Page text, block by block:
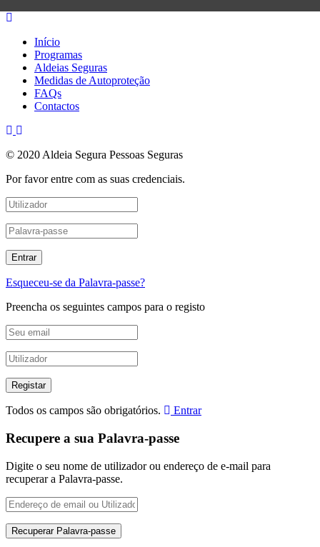
Início
Programas
Aldeias Seguras
Medidas de Autoproteção
FAQs
Contactos
© 2020 Aldeia Segura Pessoas Seguras
Por favor entre com as suas credenciais.
Esqueceu-se da Palavra-passe?
Preencha os seguintes campos para o registo
Todos os campos são obrigatórios. Entrar
Recupere a sua Palavra-passe
Digite o seu nome de utilizador ou endereço de e-mail para
recuperar a Palavra-passe.